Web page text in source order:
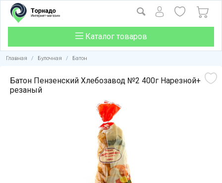
Каталог товаров
Главная / Булочная / Батон
Батон Пензенский Хлебозавод №2 400г Нарезной+
резаный